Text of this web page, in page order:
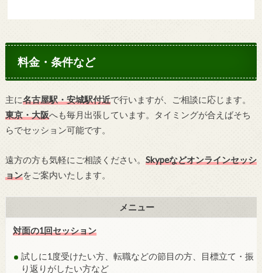
料金・条件など
主に名古屋駅・安城駅付近で行いますが、ご相談に応じます。
東京・大阪へも毎月出張しています。タイミングが合えばそち
らでセッション可能です。
遠方の方も気軽にご相談ください。 Skypeなどオンラインセッシ
ョンをご案内いたします。
メニュー
対面の1回セッション
試しに1度受けたい方、転職などの節目の方、目標立て・振
り返りがしたい方など